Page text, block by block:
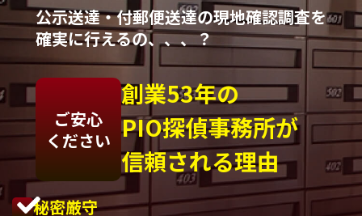
公示送達・付郵便送達の現地確認調査を
確実に行えるの、、、？
ご安心
ください
創業53年の
PIO探偵事務所が
信頼される理由
秘密厳守